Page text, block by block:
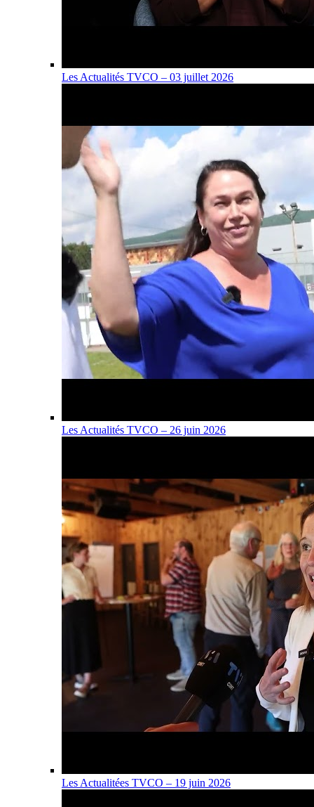
Les Actualités TVCO – 03 juillet 2026
Les Actualités TVCO – 26 juin 2026
Les Actualitées TVCO – 19 juin 2026